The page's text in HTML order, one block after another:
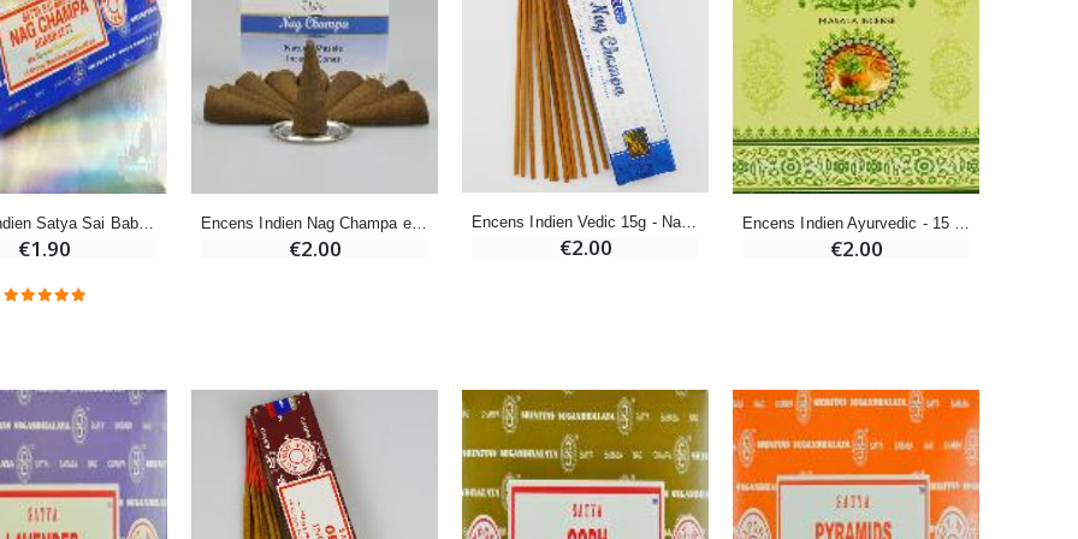
-20%
Eau de Lourdes 1 Litre
€12.00 €9.60
-20%
€12.00 €9.60
Bonbons Pastilles Menthe à l'Eau de Lourdes - 130g
€7.90
-10%
€15.00 €13.50
Encens d'Eglise Pontifical 250g
Eau de Lourdes 1 Litre
€12.00 €9.60
-20%
Bonbons Pastilles Menthe à l'Eau de Lourdes - 130g
€7.90
Encens Indien Satya Sai Baba - Nag Champa - 15g
€1.90
Encens Indien Nag Champa en Cônes
€2.00
Encens Indien Vedic 15g - Nag Champa
€2.00 €2.00